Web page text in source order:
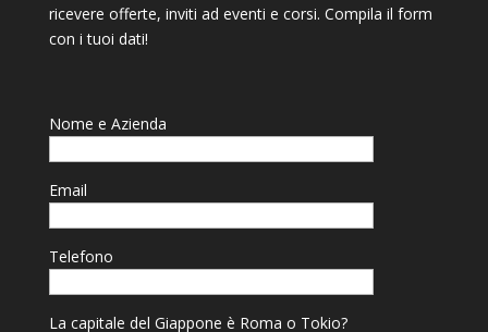
ricevere offerte, inviti ad eventi e corsi. Compila il form
con i tuoi dati!
Nome e Azienda
Email
Telefono
La capitale del Giappone è Roma o Tokio?